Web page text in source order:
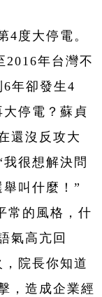
4度大停電。
2016年台灣不
年卻發生4
停電？蘇貞
還沒反攻大
很想解決問
叫什麼！”
常的風格，什
氣高亢回
院長你知道
，造成企業經